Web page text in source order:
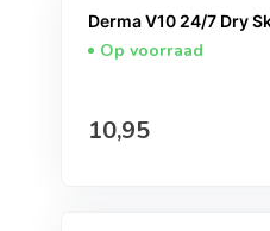
Derma V10 24/7 Dry
Op voorraad
Normale prijs
10,95